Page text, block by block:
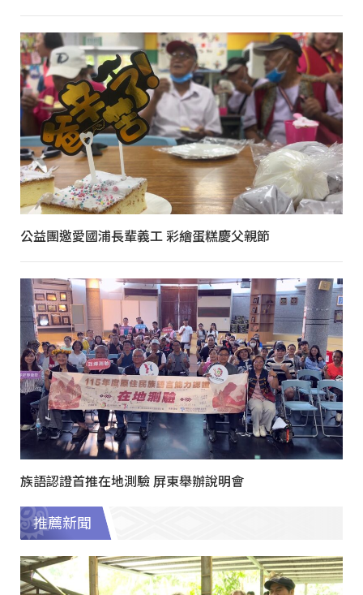
公益團邀愛國浦長輩義工 彩繪蛋糕慶父親節
族語認證首推在地測驗 屏東舉辦說明會
推薦新聞